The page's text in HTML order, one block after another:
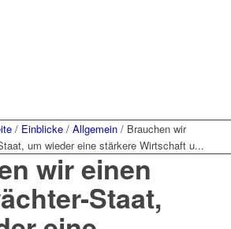
/ Einblicke / Allgemein / Brauchen wir
um wieder eine stärkere Wirtschaft u...
wir einen
Staat,